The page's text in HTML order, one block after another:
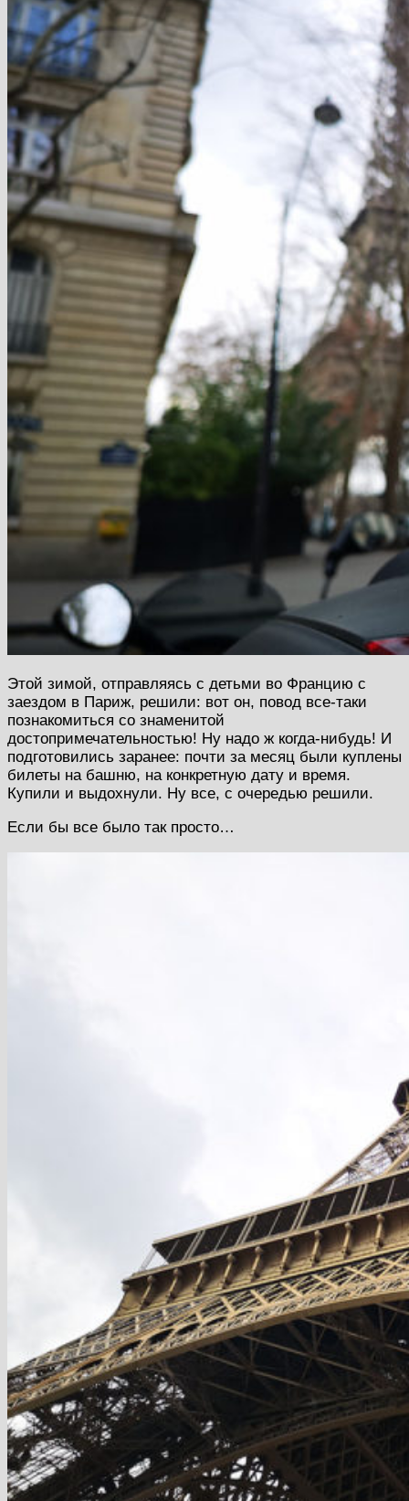
Этой зимой, отправляясь с детьми во Францию с
заездом в Париж, решили: вот он, повод все-таки
познакомиться со знаменитой
достопримечательностью! Ну надо ж когда-нибудь! И
подготовились заранее: почти за месяц были куплены
билеты на башню, на конкретную дату и время.
Купили и выдохнули. Ну все, с очередью решили.
Если бы все было так просто…